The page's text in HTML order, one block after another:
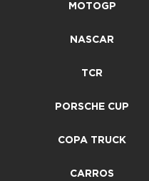
MOTOGP
NASCAR
TCR
PORSCHE CUP
COPA TRUCK
CARROS